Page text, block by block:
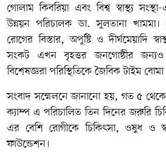
গোলাম কিবরিয়া এবংবিশ্ব স্বাস্থ্য সংস্থা-
উন্নয়ন পরিচালক ডা. সুলতানা
রোগের বিস্তার, অপুষ্টি ও দীর্ঘমেয়াদি
সংকট এখন বৃহত্তর জনগোষ্ঠীর
বিশেষজ্ঞরা পরিস্থিতিকে জৈবিক টাইম
সংবাদ সম্মেলনে জানানো হয়, গত ৫
ক্যাম্প এ পরিচালিত তিন দিনের জরুরি
এর বেশি রোগীকে চিকিৎসা, ওষুধ ও
ফাউন্ডেশন।